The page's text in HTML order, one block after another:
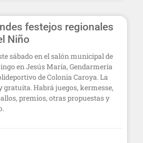
festejos regionales
Niño
sábado en el salón municipal de
en Jesús María, Gendarmería
de Colonia Caroya. La
gratuita. Habrá juegos, kermesse,
premios, otras propuestas y